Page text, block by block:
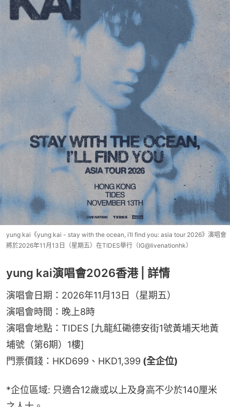
yung kai《yung kai - stay with the ocean, i’ll find you: asia tour 2026》演唱會
將於2026年11月13日（星期五）在TIDES舉行（IG@livenationhk）
yung kai演唱會2026香港 | 詳情
演唱會日期：2026年11月13日（星期五）
演唱會時間：晚上8時
演唱會地點：TIDES [九龍紅磡德安街1號黃埔天地黃
埔號（第6期）1樓]
門票價錢：HKD699、HKD1,399 (全企位)
*企位區域: 只適合12歲或以上及身高不少於140厘米